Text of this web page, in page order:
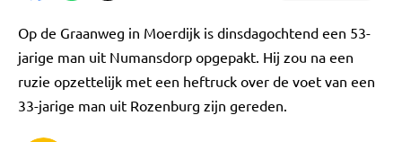
Op de Graanweg in Moerdijk is dinsdagochtend een 53-
jarige man uit Numansdorp opgepakt. Hij zou na een
ruzie opzettelijk met een heftruck over de voet van een
33-jarige man uit Rozenburg zijn gereden.